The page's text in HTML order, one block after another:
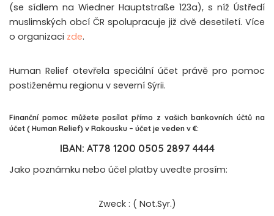
(se sídlem na Wiedner Hauptstraße 123a), s níž Ústředí
muslimských obcí ČR spolupracuje již dvě desetiletí. Více
o organizaci zde.
Human Relief otevřela speciální účet právě pro pomoc
postiženému regionu v severní Sýrii.
Finanční pomoc můžete posílat přímo z vašich bankovních účtů na
účet ( Human Relief) v Rakousku – účet je veden v €:
IBAN: AT78 1200 0505 2897 4444
Jako poznámku nebo účel platby uvedte prosím:
Zweck : ( Not.Syr.)